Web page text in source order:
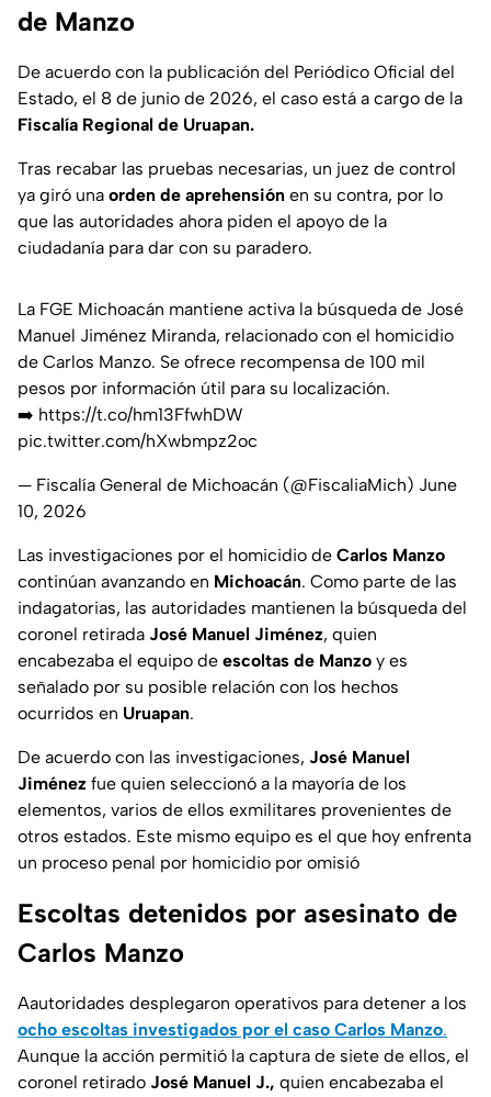
de Manzo
De acuerdo con la publicación del Periódico Oficial del
Estado, el 8 de junio de 2026, el caso está a cargo de la
Fiscalía Regional de Uruapan.
Tras recabar las pruebas necesarias, un juez de control
ya giró una orden de aprehensión en su contra, por lo
que las autoridades ahora piden el apoyo de la
ciudadanía para dar con su paradero.
La FGE Michoacán mantiene activa la búsqueda de José
Manuel Jiménez Miranda, relacionado con el homicidio
de Carlos Manzo. Se ofrece recompensa de 100 mil
pesos por información útil para su localización.
➡️ https://t.co/hm13FfwhDW
pic.twitter.com/hXwbmpz2oc
— Fiscalía General de Michoacán (@FiscaliaMich) June
10, 2026
Las investigaciones por el homicidio de Carlos Manzo
continúan avanzando en Michoacán. Como parte de las
indagatorias, las autoridades mantienen la búsqueda del
coronel retirada José Manuel Jiménez, quien
encabezaba el equipo de escoltas de Manzo y es
señalado por su posible relación con los hechos
ocurridos en Uruapan.
De acuerdo con las investigaciones, José Manuel
Jiménez fue quien seleccionó a la mayoría de los
elementos, varios de ellos exmilitares provenientes de
otros estados. Este mismo equipo es el que hoy enfrenta
un proceso penal por homicidio por omisió
Escoltas detenidos por asesinato de
Carlos Manzo
Aautoridades desplegaron operativos para detener a los
ocho escoltas investigados por el caso Carlos Manzo.
Aunque la acción permitió la captura de siete de ellos, el
coronel retirado José Manuel J., quien encabezaba el